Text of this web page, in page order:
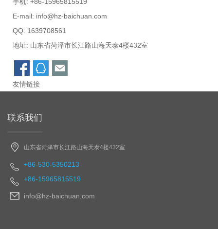
手机: +86-15965815519
E-mail: info@hz-baichuan.com
QQ: 1639708561
地址: 山东省菏泽市长江路山海天泰4楼432室
友情链接
联系我们
山东省菏泽市长江路山海天泰4楼432室
+86-530-5350213
+86-15965815519
info@hz-baichuan.com